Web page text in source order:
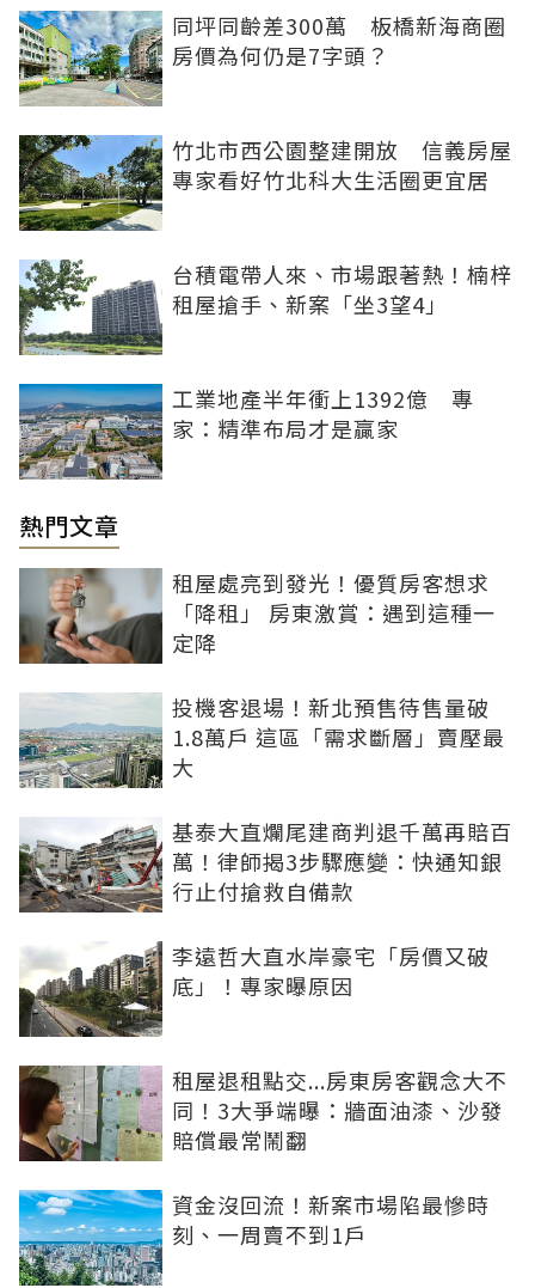
同坪同齡差300萬 板橋新海商圈
房價為何仍是7字頭？
竹北市西公園整建開放 信義房屋
專家看好竹北科大生活圈更宜居
台積電帶人來、市場跟著熱！楠梓
租屋搶手、新案「坐3望4」
工業地產半年衝上1392億 專
家：精準布局才是贏家
熱門文章
租屋處亮到發光！優質房客想求
「降租」 房東激賞：遇到這種一
定降
投機客退場！新北預售待售量破
1.8萬戶 這區「需求斷層」賣壓最
大
基泰大直爛尾建商判退千萬再賠百
萬！律師揭3步驟應變：快通知銀
行止付搶救自備款
李遠哲大直水岸豪宅「房價又破
底」！專家曝原因
租屋退租點交...房東房客觀念大不
同！3大爭端曝：牆面油漆、沙發
賠償最常鬧翻
資金沒回流！新案市場陷最慘時
刻、一周賣不到1戶